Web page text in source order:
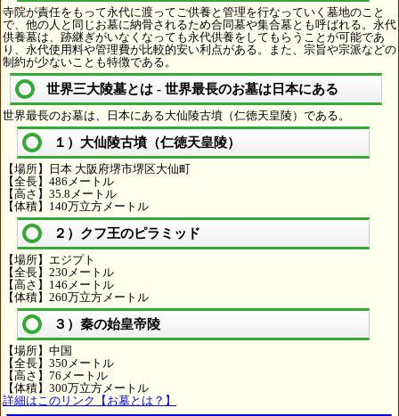
寺院が責任をもって永代に渡ってご供養と管理を行なっていく墓地のこと
で、他の人と同じお墓に納骨されるため合同墓や集合墓とも呼ばれる。永代
供養墓は、跡継ぎがいなくなっても永代供養をしてもらうことが可能であ
り、永代使用料や管理費が比較的安い利点がある。また、宗旨や宗派などの
制約が少ないことも特徴である。
世界三大陵墓とは - 世界最長のお墓は日本にある
世界最長のお墓は、日本にある大仙陵古墳（仁徳天皇陵）である。
１）大仙陵古墳（仁徳天皇陵）
【場所】日本 大阪府堺市堺区大仙町
【全長】486メートル
【高さ】35.8メートル
【体積】140万立方メートル
２）クフ王のピラミッド
【場所】エジプト
【全長】230メートル
【高さ】146メートル
【体積】260万立方メートル
３）秦の始皇帝陵
【場所】中国
【全長】350メートル
【高さ】76メートル
【体積】300万立方メートル
詳細はこのリンク【お墓とは？】